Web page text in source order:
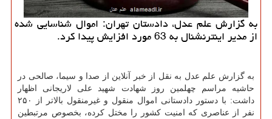
به گزارش علم عدل، دادستان تهران: اموال شناسایی شده
از مدیر اینترنشنال به 63 مورد افزایش پیدا کرد.
به گزارش علم عدل به نقل از خبر آنلاین از صدا و سیما، صالحی در
حاشیه مراسم چهلمین روز شهادت شهید علی لاریجانی اظهار
داشت: با دستور دادستانی اموال منقول و غیرمنقول بالاتر از ۲۵۰
نفر از عناصری که امنیت کشور را مختل کرده، بخصوص مرتبطین